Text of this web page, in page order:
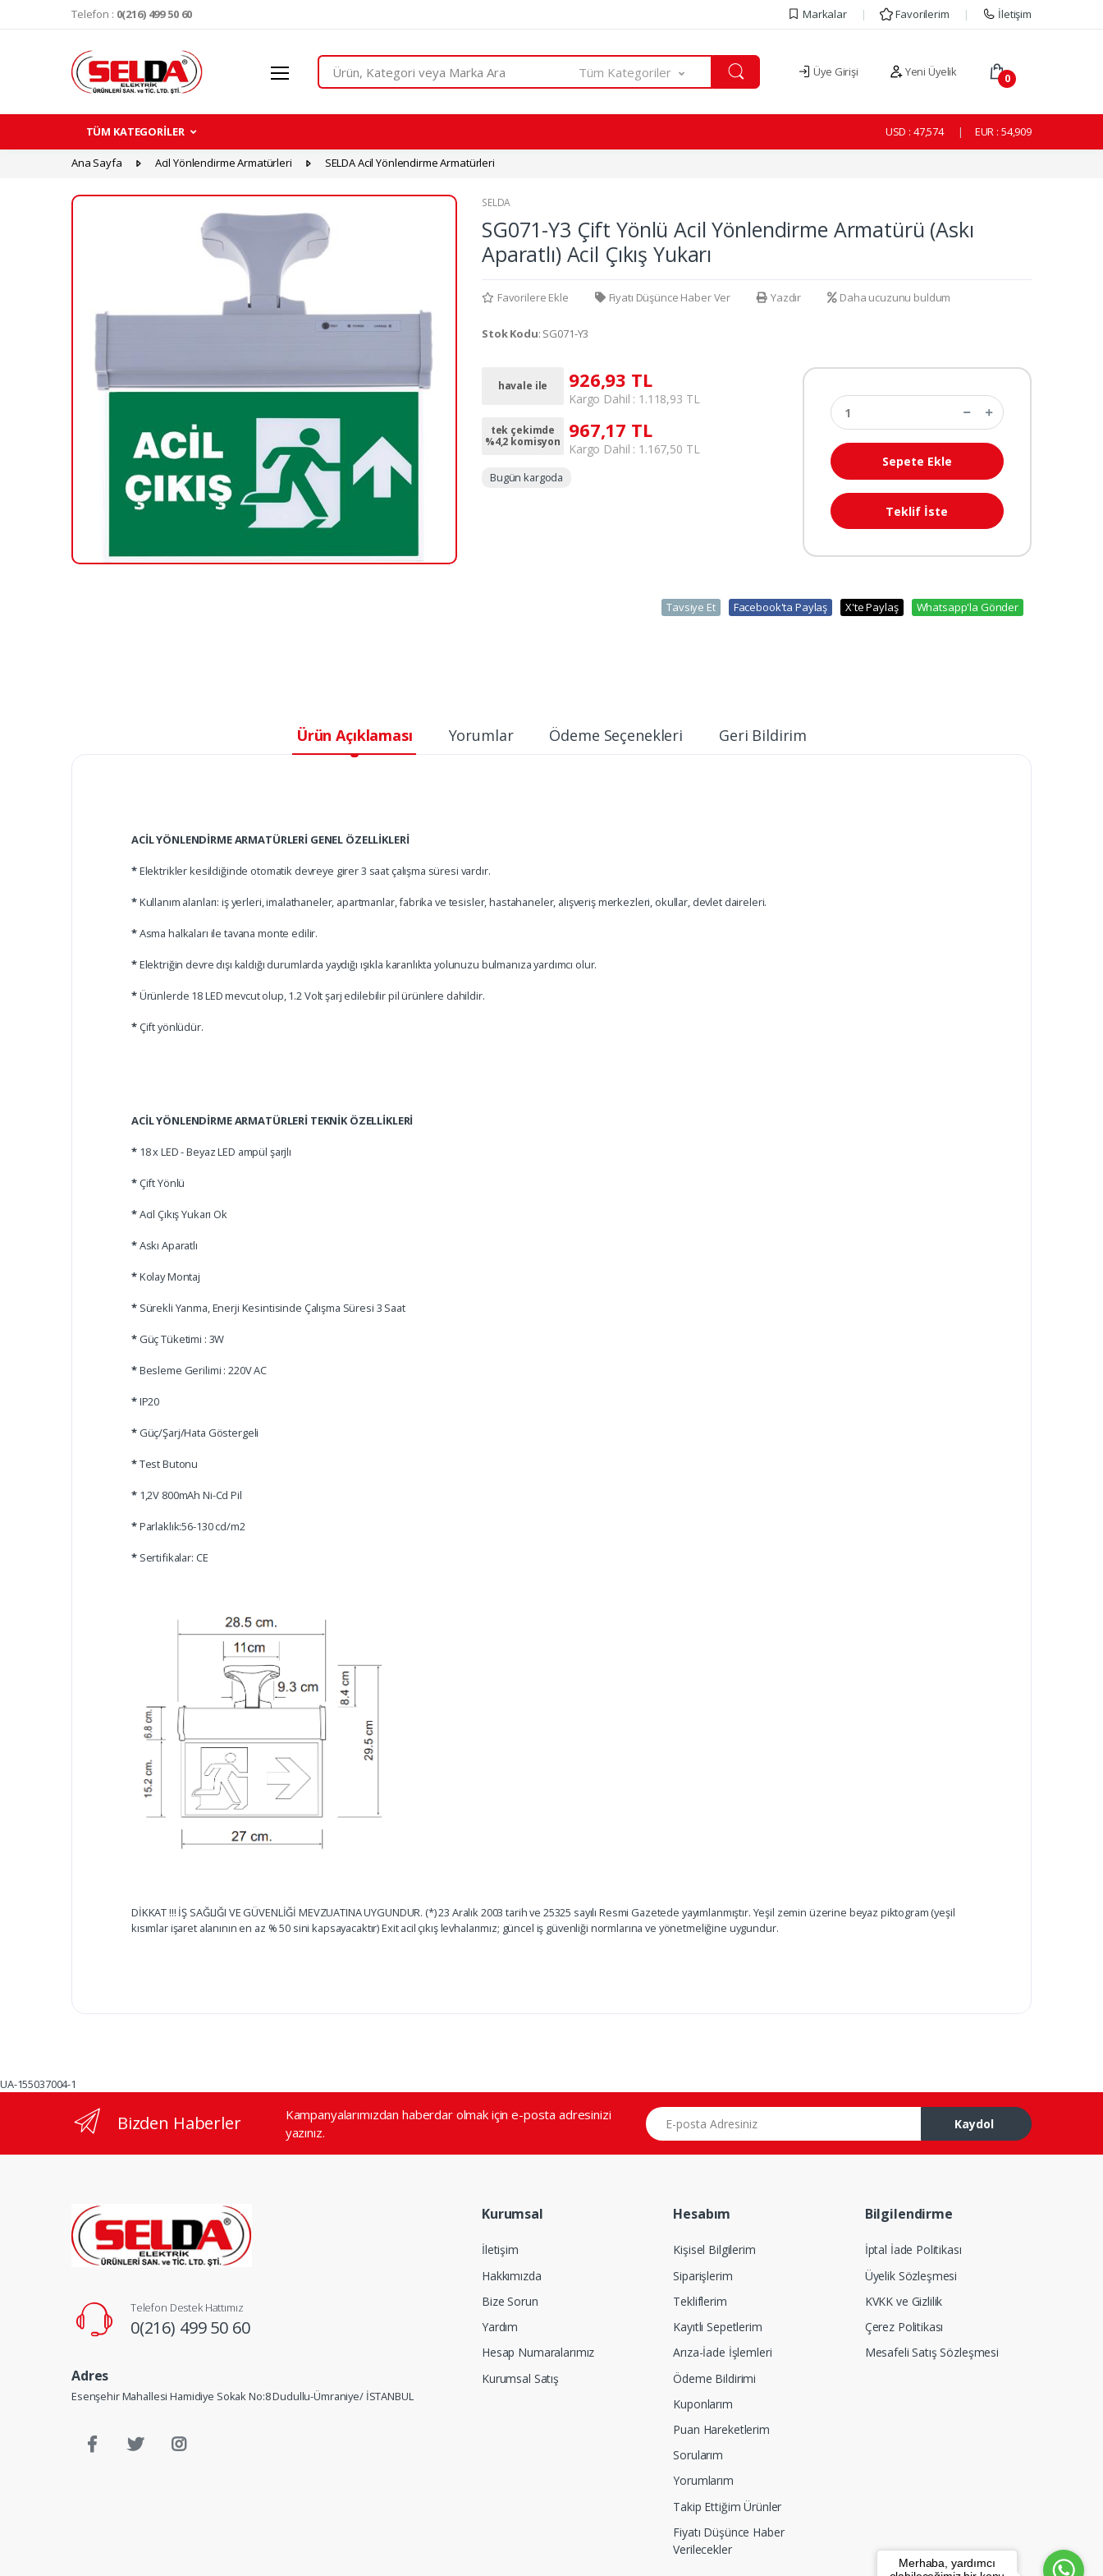
Telefon : 0(216) 499 50 60 Markalar Favorilerim İletişim
Search
Tüm Kategoriler Üye Girişi Yeni Üyelik 0
TÜM KATEGORİLER USD : 47,574 EUR : 54,909
Ana Sayfa Acil Yönlendirme Armatürleri SELDA Acil Yönlendirme Armatürleri
SELDA
SG071-Y3 Çift Yönlü Acil Yönlendirme Armatürü (Askı
Aparatlı) Acil Çıkış Yukarı
Favorilere Ekle Fiyatı Düşünce Haber Ver Yazdır Daha ucuzunu buldum
Stok Kodu: SG071-Y3
havale ile 926,93 TL
Kargo Dahil : 1.118,93 TL
tek çekimde
%4,2 komisyon
967,17 TL
Kargo Dahil : 1.167,50 TL
Bugün kargoda
Sepete Ekle
Teklif İste
Tavsiye Et Facebook'ta Paylaş X'te Paylaş Whatsapp'la Gönder
Ürün Açıklaması Yorumlar Ödeme Seçenekleri Geri Bildirim
ACİL YÖNLENDİRME ARMATÜRLERİ GENEL ÖZELLİKLERİ
*Elektrikler kesildiğinde otomatik devreye girer 3 saat çalışma süresi vardır.
*Kullanım alanları: iş yerleri, imalathaneler, apartmanlar, fabrika ve tesisler, hastahaneler, alışveriş merkezleri, okullar, devlet daireleri.
*Asma halkaları ile tavana monte edilir.
*Elektriğin devre dışı kaldığı durumlarda yaydığı ışıkla karanlıkta yolunuzu bulmanıza yardımcı olur.
*Ürünlerde 18 LED mevcut olup, 1.2 Volt şarj edilebilir pil ürünlere dahildir.
*Çift yönlüdür.
ACİL YÖNLENDİRME ARMATÜRLERİ TEKNİK ÖZELLİKLERİ
*18 x LED - Beyaz LED ampül şarjlı
*Çift Yönlü
*Acil Çıkış Yukarı Ok
*Askı Aparatlı
*Kolay Montaj
*Sürekli Yanma, Enerji Kesintisinde Çalışma Süresi 3 Saat
* Güç Tüketimi : 3W
*Besleme Gerilimi : 220V AC
*IP20
*Güç/Şarj/Hata Göstergeli
*Test Butonu
*1,2V 800mAh Ni-Cd Pil
*Parlaklık:56-130 cd/m2
*Sertifikalar: CE
DİKKAT !!! İŞ SAĞLIĞI VE GÜVENLİĞİ MEVZUATINA UYGUNDUR. (*) 23 Aralık 2003 tarih ve 25325 sayılı Resmi Gazetede yayımlanmıştır. Yeşil zemin üzerine beyaz piktogram (yeşil
kısımlar işaret alanının en az % 50 sini kapsayacaktır) Exit acil çıkış levhalarımız; güncel iş güvenliği normlarına ve yönetmeliğine uygundur.
UA-155037004-1
Bizden Haberler
Kampanyalarımızdan haberdar olmak için e-posta adresinizi
yazınız.
E-posta Adresiniz
Kaydol
Telefon Destek Hattımız
0(216) 499 50 60
Adres
Esenşehir Mahallesi Hamidiye Sokak No:8 Dudullu-Ümraniye/ İSTANBUL
Kurumsal
İletişim
Hakkımızda
Bize Sorun
Yardım
Hesap Numaralarımız
Kurumsal Satış
Hesabım
Kişisel Bilgilerim
Siparişlerim
Tekliflerim
Kayıtlı Sepetlerim
Arıza-İade İşlemleri
Ödeme Bildirimi
Kuponlarım
Puan Hareketlerim
Sorularım
Yorumlarım
Takip Ettiğim Ürünler
Fiyatı Düşünce Haber
Verilecekler
Bilgilendirme
İptal İade Politikası
Üyelik Sözleşmesi
KVKK ve Gizlilik
Çerez Politikası
Mesafeli Satış Sözleşmesi
Merhaba, yardımcı